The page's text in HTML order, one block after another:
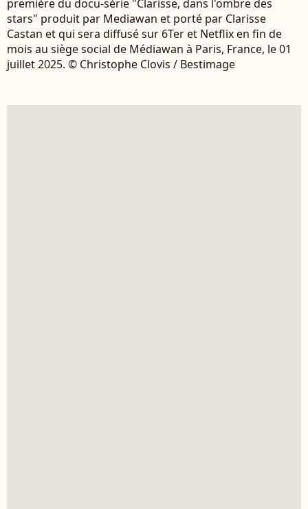
première du docu-série "Clarisse, dans l'ombre des
stars" produit par Mediawan et porté par Clarisse
Castan et qui sera diffusé sur 6Ter et Netflix en fin de
mois au siège social de Médiawan à Paris, France, le 01
juillet 2025. © Christophe Clovis / Bestimage